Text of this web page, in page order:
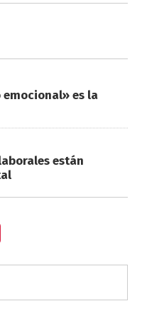
es la
están